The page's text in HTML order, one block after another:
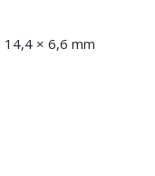
× 6,6 mm